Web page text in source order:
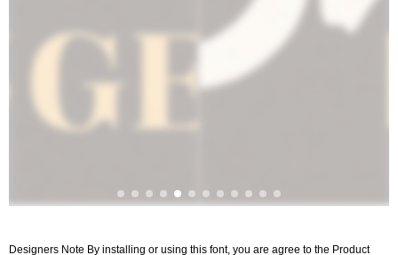
Designers Note By installing or using this font, you are agree to the Product